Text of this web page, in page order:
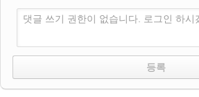
댓글 쓰기 권한이 없습니다. 로그인 하시